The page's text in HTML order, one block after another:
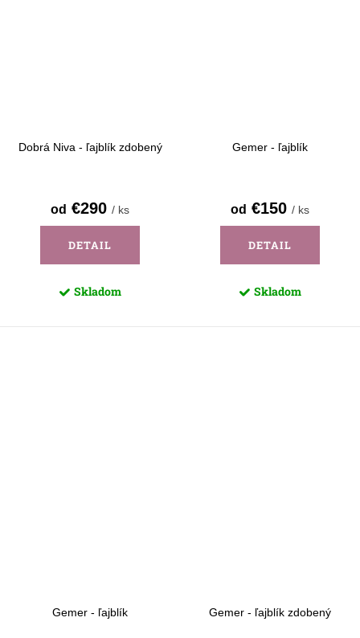
Dobrá Niva - ľajblík zdobený
od €290 / ks
DETAIL
Skladom
Gemer - ľajblík
od €150 / ks
DETAIL
Skladom
Gemer - ľajblík Gemer - ľajblík zdobený